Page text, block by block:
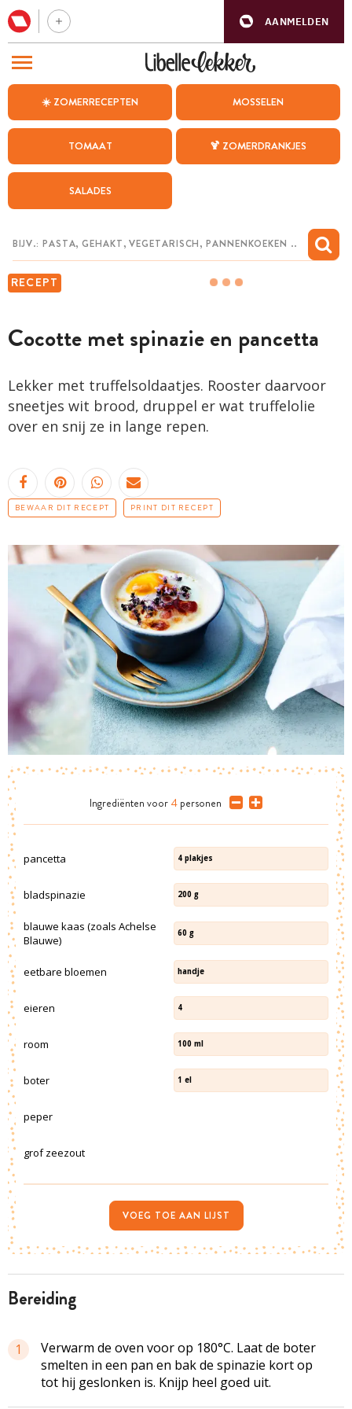
AANMELDEN
☀️ ZOMERRECEPTEN MOSSELEN
TOMAAT 🍹 ZOMERDRANKJES
SALADES
RECEPT
Cocotte met spinazie en pancetta
Lekker met truffelsoldaatjes. Rooster daarvoor
sneetjes wit brood, druppel er wat truffelolie
over en snij ze in lange repen.
BEWAAR DIT RECEPT PRINT DIT RECEPT
bereiding
1
Verwarm de oven voor op 180°C. Laat de boter
smelten in een pan en bak de spinazie kort op
tot hij geslonken is. Knijp heel goed uit.
Ingrediënten voor 4 personen
pancetta 4 plakjes
bladspinazie 200 g
blauwe kaas (zoals Achelse
Blauwe)
60 g
eetbare bloemen handje
eieren 4
room 100 ml
boter 1 el
peper
grof zeezout
VOEG TOE AAN LIJST
BEZOEK ONZE ANDERE WEBSITES
WEEKMENU
CHAT MET MAIA
MIJN BEWAARDE RECEPTEN